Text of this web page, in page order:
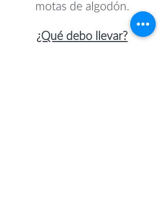
motas de algodón.
¿Qué debo llevar?